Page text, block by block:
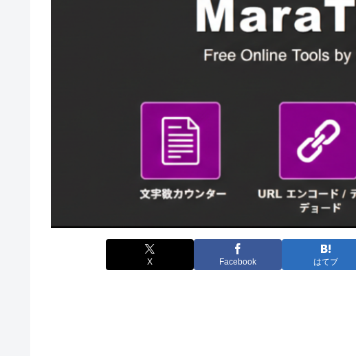
X Facebook はてブ